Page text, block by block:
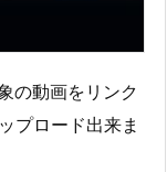
の動画をリンク
プロード出来ま